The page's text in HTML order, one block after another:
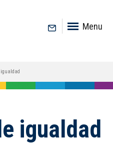
Menu
igualdad